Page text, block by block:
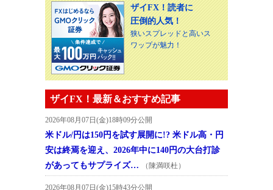
ザイFX！読者に
圧倒的人気！
狭いスプレッドと高いス
ワップが魅力！
ザイFX！最新＆おすすめ記事
2026年08月07日(金)18時09分公開
米ドル/円は150円を試す展開に!? 米ドル高・円
安は終焉を迎え、2026年中に140円の大台打診
があってもサプライズ…
（陳満咲杜）
2026年08月07日(金)15時43分公開